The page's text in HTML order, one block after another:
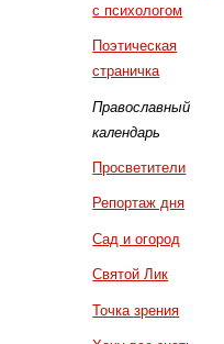
с психологом
Поэтическая
страничка
Православный
календарь
Просветители
Репортаж дня
Сад и огород
Святой Лик
Точка зрения